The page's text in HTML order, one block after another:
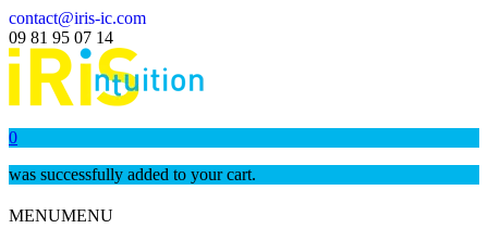
contact@iris-ic.com
09 81 95 07 14
0
was successfully added to your cart.
MENUMENU